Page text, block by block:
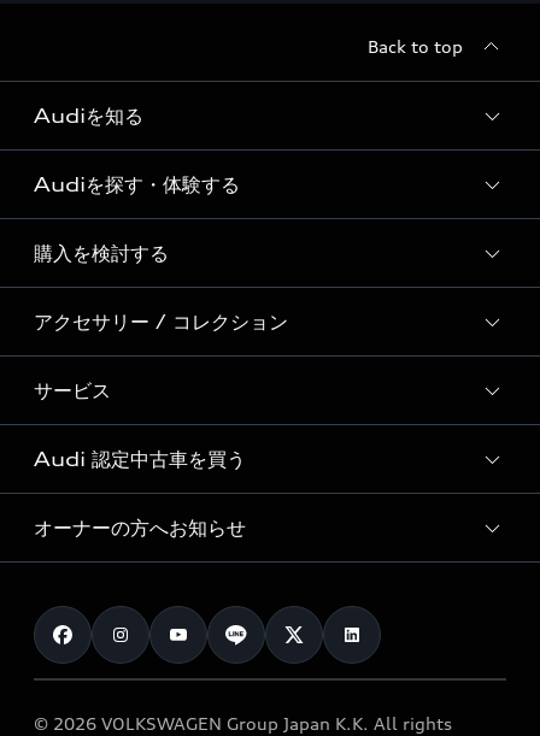
Back to top
Audiを知る
Audi ブランド
Story of Progress
Audi Sport
Formula 1®
デジタルサービス
Audiを探す・体験する
ディーラー検索
新車在庫検索
試乗車・展示車検索
見積り依頼
試乗予約
購入を検討する
モデル一覧
特別仕様モデル / 限定モデル
e-tronラインアップ
価格シミュレーション
車両比較
カタログ一覧
アクセサリー / コレクション
純正アクセサリー
オンラインショップ
Audi collection
アウディナビアプリ
サービス
サービス入庫予約
サービスプログラム
メンテナンス
車検 / 定期点検
e-tronアフターサポート
Audi 認定中古車を買う
Audi認定中古車
クオリティ
保証
メンテナンス
オーナーの方へお知らせ
お知らせ
オーナー様向けキャンペーン
© 2026 VOLKSWAGEN Group Japan K.K. All rights